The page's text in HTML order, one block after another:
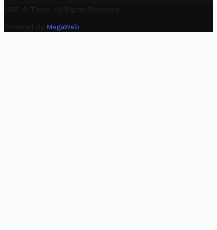
2025 © Trovit. All Rights Reserved.
Powered By MegaWeb